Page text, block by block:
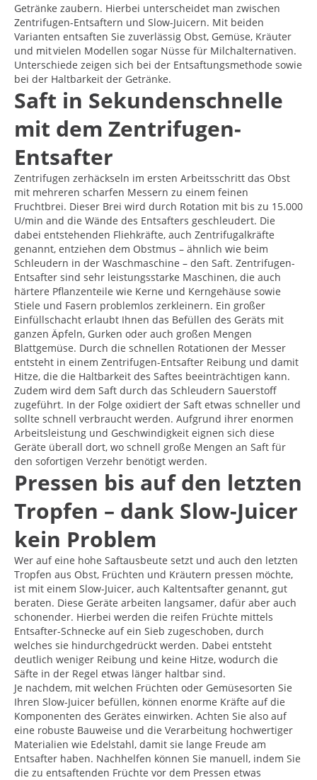
Getränke zaubern. Hierbei unterscheidet man zwischen
Zentrifugen-Entsaftern und Slow-Juicern. Mit beiden
Varianten entsaften Sie zuverlässig Obst, Gemüse, Kräuter
und mit vielen Modellen sogar Nüsse für Milchalternativen.
Unterschiede zeigen sich bei der Entsaftungsmethode sowie
bei der Haltbarkeit der Getränke.
Saft in Sekundenschnelle
mit dem Zentrifugen-
Entsafter
Zentrifugen zerhäckseln im ersten Arbeitsschritt das Obst
mit mehreren scharfen Messern zu einem feinen
Fruchtbrei. Dieser Brei wird durch Rotation mit bis zu 15.000
U/min and die Wände des Entsafters geschleudert. Die
dabei entstehenden Fliehkräfte, auch Zentrifugalkräfte
genannt, entziehen dem Obstmus – ähnlich wie beim
Schleudern in der Waschmaschine – den Saft. Zentrifugen-
Entsafter sind sehr leistungsstarke Maschinen, die auch
härtere Pflanzenteile wie Kerne und Kerngehäuse sowie
Stiele und Fasern problemlos zerkleinern. Ein großer
Einfüllschacht erlaubt Ihnen das Befüllen des Geräts mit
ganzen Äpfeln, Gurken oder auch großen Mengen
Blattgemüse. Durch die schnellen Rotationen der Messer
entsteht in einem Zentrifugen-Entsafter Reibung und damit
Hitze, die die Haltbarkeit des Saftes beeinträchtigen kann.
Zudem wird dem Saft durch das Schleudern Sauerstoff
zugeführt. In der Folge oxidiert der Saft etwas schneller und
sollte schnell verbraucht werden. Aufgrund ihrer enormen
Arbeitsleistung und Geschwindigkeit eignen sich diese
Geräte überall dort, wo schnell große Mengen an Saft für
den sofortigen Verzehr benötigt werden.
Pressen bis auf den letzten
Tropfen – dank Slow-Juicer
kein Problem
Wer auf eine hohe Saftausbeute setzt und auch den letzten
Tropfen aus Obst, Früchten und Kräutern pressen möchte,
ist mit einem Slow-Juicer, auch Kaltentsafter genannt, gut
beraten. Diese Geräte arbeiten langsamer, dafür aber auch
schonender. Hierbei werden die reifen Früchte mittels
Entsafter-Schnecke auf ein Sieb zugeschoben, durch
welches sie hindurchgedrückt werden. Dabei entsteht
deutlich weniger Reibung und keine Hitze, wodurch die
Säfte in der Regel etwas länger haltbar sind.
Je nachdem, mit welchen Früchten oder Gemüsesorten Sie
Ihren Slow-Juicer befüllen, können enorme Kräfte auf die
Komponenten des Gerätes einwirken. Achten Sie also auf
eine robuste Bauweise und die Verarbeitung hochwertiger
Materialien wie Edelstahl, damit sie lange Freude am
Entsafter haben. Nachhelfen können Sie manuell, indem Sie
die zu entsaftenden Früchte vor dem Pressen etwas